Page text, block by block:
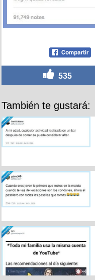
535
También te gustará: